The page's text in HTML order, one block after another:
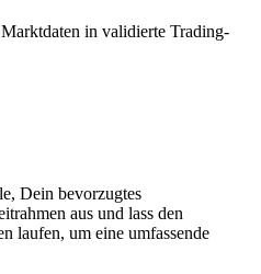
in validierte Trading-
Dein bevorzugtes
aus und lass den
laufen, um eine umfassende